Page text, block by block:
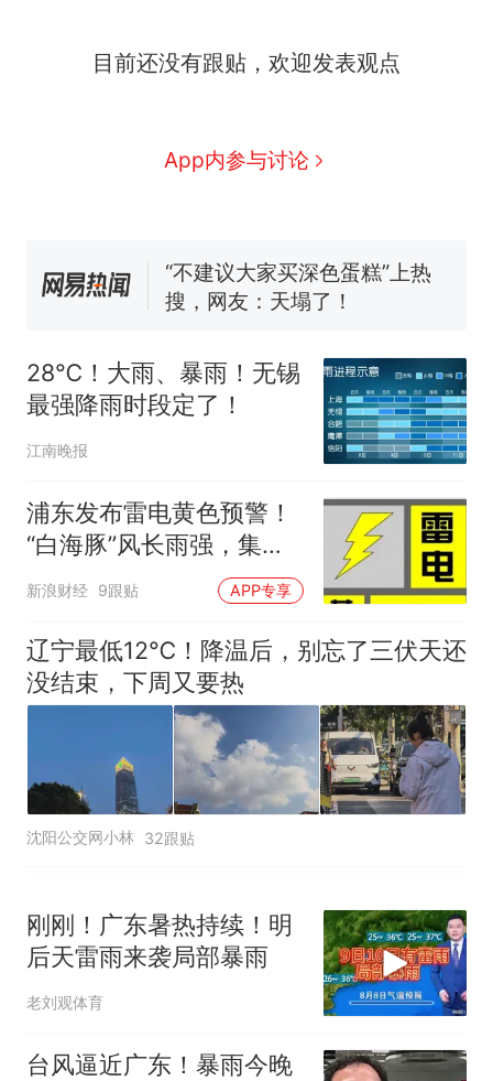
目前还没有跟贴，欢迎发表观点
App内参与讨论
交5060元才肯搬上楼！女子傻
空调24小时开着反而更省电？
已叫停招聘，成立调查组全面
核查
“不建议大家买深色蛋糕”上热
搜，网友：天塌了！
因老师一句“跟我回家”改写了
人生
28℃！大雨、暴雨！无锡
最强降雨时段定了！
江南晚报
浦东发布雷电黄色预警！
“白海豚”风长雨强，集中
降雨在9-10日
新浪财经 9跟贴 APP专享
辽宁最低12℃！降温后，别忘了三伏天还
没结束，下周又要热
沈阳公交网小林 32跟贴
刚刚！广东暑热持续！明
后天雷雨来袭局部暴雨
老刘观体育
台风逼近广东！暴雨今晚